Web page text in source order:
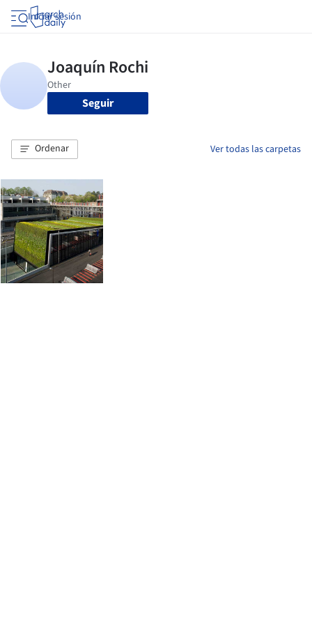
Iniciar sesión
Seguir
Ordenar Ver todas las carpetas